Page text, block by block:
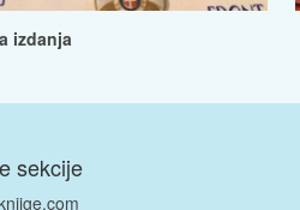
izdanja
sekcije